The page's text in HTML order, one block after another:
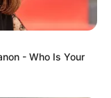
- Who Is Your